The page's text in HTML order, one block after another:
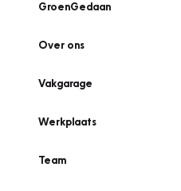
GroenGedaan
Over ons
Vakgarage
Werkplaats
Team